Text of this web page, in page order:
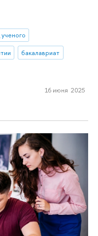
ученого
бакалавриат
16 июня 2025